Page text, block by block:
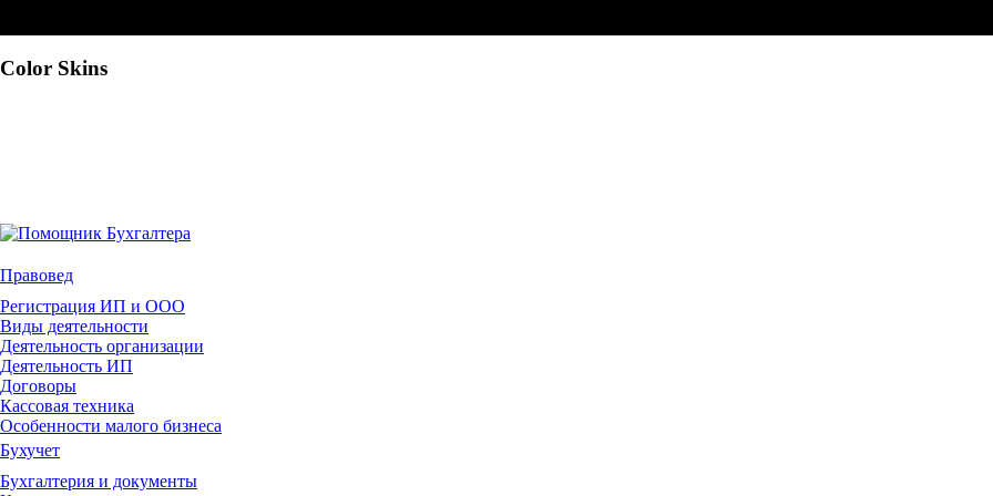
Color Skins
Правовед
Регистрация ИП и ООО
Виды деятельности
Деятельность организации
Деятельность ИП
Договоры
Кассовая техника
Особенности малого бизнеса
Бухучет
Бухгалтерия и документы